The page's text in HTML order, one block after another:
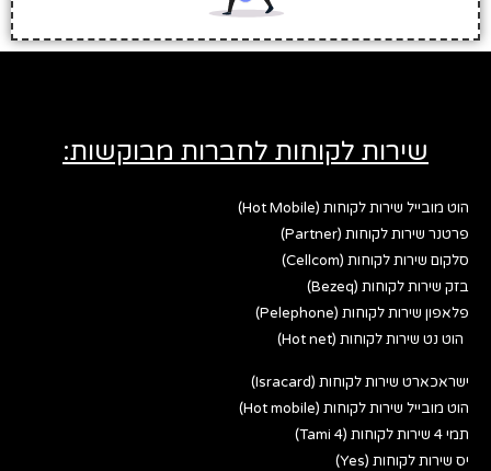
שירות לקוחות לחברות מבוקשות:
הוט מובייל שירות לקוחות (Hot Mobile)
פרטנר שירות לקוחות (Partner)
סלקום שירות לקוחות (Cellcom)
בזק שירות לקוחות (Bezeq)
פלאפון שירות לקוחות (Pelephone)
הוט נט שירות לקוחות (Hot net)
ישראכארט שירות לקוחות (Isracard)
הוט מובייל שירות לקוחות (Hot mobile)
תמי 4 שירות לקוחות (Tami 4)
יס שירות לקוחות (Yes)